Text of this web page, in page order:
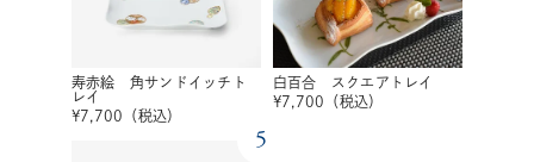
寿赤絵 角サンドイッチト
レイ
¥7,700 （税込）
白百合 スクエアトレイ
¥7,700 （税込）
5